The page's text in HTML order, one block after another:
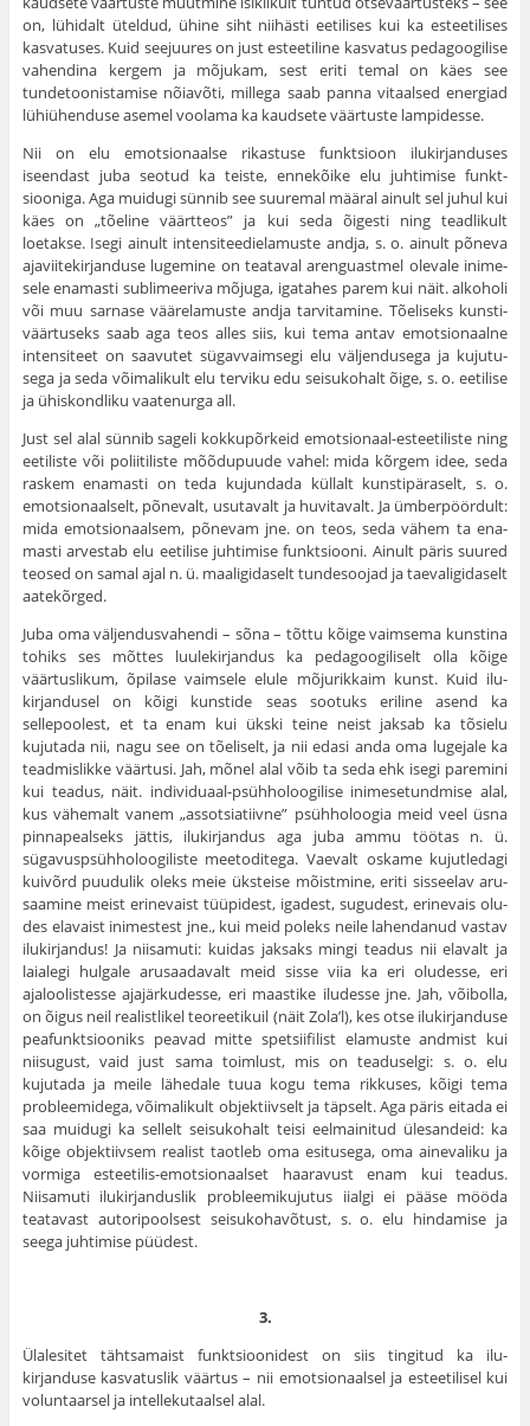
on, lühidalt üteldud, ühine siht niihästi eetilises kui ka esteetilises
kasvatuses. Kuid seejuures on just esteeti­line kasvatus pedagoogilise
vahendina kergem ja mõjukam, sest eriti temal on käes see
tundetoonistamise nõiavõti, millega saab panna vitaalsed energiad
lühiühenduse asemel voolama ka kaudsete väärtuste lampidesse.
Nii on elu emotsionaalse rikastuse funktsioon ilukirjanduses
iseendast juba seotud ka teiste, ennekõike elu juhtimise funkt­
siooniga. Aga muidugi sünnib see suuremal määral ainult sel juhul kui
käes on „tõeline väärtteos” ja kui seda õigesti ning teadlikult
loetakse. Isegi ainult intensiteedielamuste andja, s. o. ainult põneva
ajaviitekirjanduse lugemine on teataval arenguastmel olevale inime­
sele enamasti sublimeeriva mõjuga, igatahes parem kui näit. alkoholi
või muu sarnase väärelamuste andja tarvitamine. Tõeliseks kunsti­
väärtuseks saab aga teos alles siis, kui tema antav emotsionaalne
intensiteet on saavutet sügavvaimsegi elu väljendusega ja kujutu­
sega ja seda võimalikult elu terviku edu seisukohalt õige, s. o. eeti­lise
ja ühiskondliku vaatenurga all.
Just sel alal sünnib sageli kokkupõrkeid emotsionaal-esteetiliste ning
eetiliste või poliitiliste mõõdupuude vahel: mida kõrgem idee, seda
raskem enamasti on teda kujundada küllalt kunstipäraselt, s. o.
emotsionaalselt, põnevalt, usutavalt ja huvitavalt. Ja ümberpöör­dult:
mida emotsionaalsem, põnevam jne. on teos, seda vähem ta ena­
masti arvestab elu eetilise juhtimise funktsiooni. Ainult päris suu­red
teosed on samal ajal n. ü. maaligidaselt tundesoojad ja taevaligidaselt
aatekõrged.
Juba oma väljendusvahendi – sõna – tõttu kõige vaimsema kunstina
tohiks ses mõttes luulekirjandus ka pedagoogiliselt olla kõige
väärtuslikum, õpilase vaimsele elule mõjurikkaim kunst. Kuid ilu­
kirjandusel on kõigi kunstide seas sootuks eriline asend ka
sellepoolest, et ta enam kui ükski teine neist jaksab ka tõsielu
kujutada nii, nagu see on tõeliselt, ja nii edasi anda oma lugejale ka
teadmislikke väärtusi. Jah, mõnel alal võib ta seda ehk isegi pare­mini
kui teadus, näit. individuaal-psühholoogilise inimesetundmise alal,
kus vähemalt vanem „assotsiatiivne” psühholoogia meid veel üsna
pinnapealseks jättis, ilukirjandus aga juba ammu töötas n. ü.
sügavuspsühholoogiliste meetoditega. Vaevalt oskame kujutledagi
kuivõrd puudulik oleks meie üksteise mõistmine, eriti sisseelav aru­
saamine meist erinevaist tüüpidest, igadest, sugudest, erinevais olu­
des elavaist inimestest jne., kui meid poleks neile lahendanud vastav
ilukirjandus! Ja niisamuti: kuidas jaksaks mingi teadus nii ela­valt ja
laialegi hulgale arusaadavalt meid sisse viia ka eri oludesse, eri
ajaloolistesse ajajärkudesse, eri maastike iludesse jne. Jah, võib­olla,
on õigus neil realistlikel teoreetikuil (näit Zola’l), kes otse ilukirjanduse
peafunktsiooniks peavad mitte spetsiifilist elamuste andmist kui
niisugust, vaid just sama toimlust, mis on teaduselgi: s. o. elu
kujutada ja meile lähedale tuua kogu tema rikkuses, kõigi tema
probleemidega, võimalikult objektiivselt ja täpselt. Aga päris eitada ei
saa muidugi ka sellelt seisukohalt teisi eelmainitud ülesandeid: ka
kõige objektiivsem realist taotleb oma esitusega, oma ainevaliku ja
vormiga esteetilis-emotsionaalset haaravust enam kui teadus.
Niisamuti ilukirjanduslik probleemikujutus iialgi ei pääse mööda
teatavast autoripoolsest seisukohavõtust, s. o. elu hindamise ja
seega juhtimise püüdest.
3.
Ülalesitet tähtsamaist funktsioonidest on siis tingitud ka ilu­
kirjanduse kasvatuslik väärtus – nii emotsionaalsel ja esteetilisel kui
voluntaarsel ja intellekutaalsel alal.